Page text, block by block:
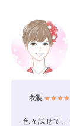
衣装
色々試せて